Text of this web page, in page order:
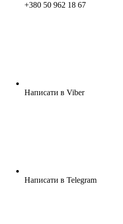
+380 50 962 18 67
Написати в Viber
Написати в Telegram